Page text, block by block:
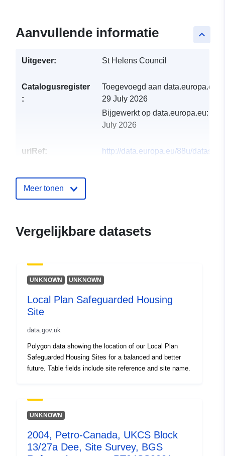
keyboard_arrow_up
Aanvullende informatie
Uitgever: St Helens Council
Catalogusregister
:
Toegevoegd aan data.europa.eu:
29 July 2026
Bijgewerkt op data.europa.eu:
July 2026
uriRef:
http://data.europa.eu/88u/dataset/
Meer tonen
Vergelijkbare datasets
UNKNOWN UNKNOWN
Local Plan Safeguarded Housing
Site
data.gov.uk
Polygon data showing the location of our Local Plan
Safeguarded Housing Sites for a balanced and better
future. Table fields include site reference and site name.
UNKNOWN
2004, Petro-Canada, UKCS Block
13/27a Dee, Site Survey, BGS